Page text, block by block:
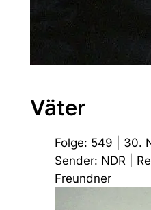
Väter
Folge: 549 | 30.
Sender: NDR |
Freundner